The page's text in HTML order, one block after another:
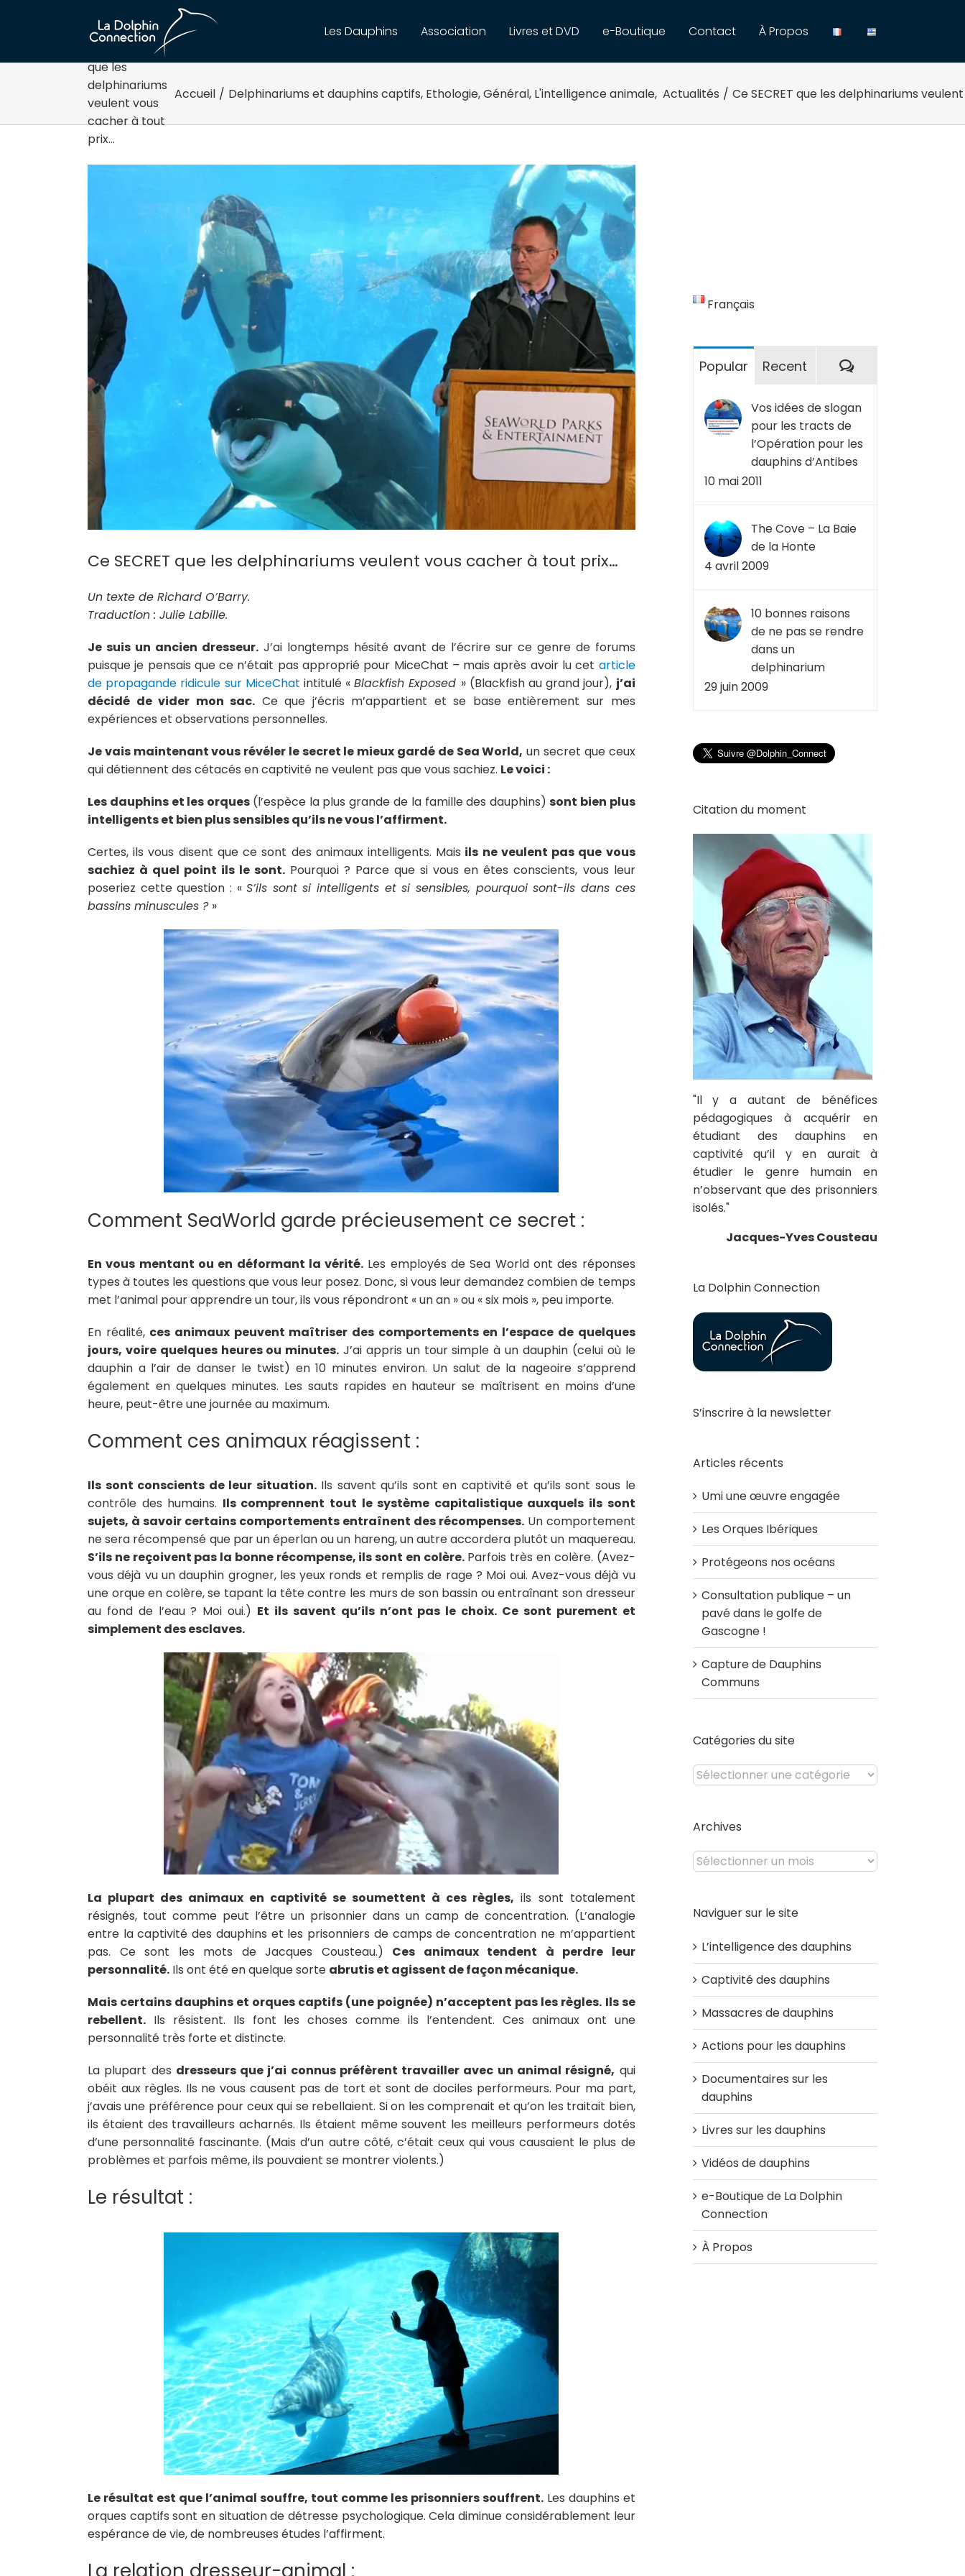
Les Dauphins Association Livres et DVD e-Boutique Contact
À Propos
que les
delphinariums
veulent vous
cacher à tout
prix…
Accueil / Delphinariums et dauphins captifs, Ethologie,Général, L'intelligence animale, Actualités / Ce SECRET que les delphinariums
Ce SECRET que les delphinariums veulent vous cacher à tout prix…
Un texte de Richard O’Barry.
Traduction : Julie Labille.
Je suis un ancien dresseur.J’ai longtemps hésité avant de l’écrire sur ce genre de forums
puisque je pensais que ce n’était pas approprié pour MiceChat – mais après avoir lu cet article
de propagande ridicule sur MiceChat intitulé «Blackfish Exposed » (Blackfish au grand jour), j’ai
décidé de vider mon sac. Ce que j’écris m’appartient et se base entièrement sur mes
expériences et observations personnelles.
Je vais maintenant vous révéler le secret le mieux gardé de Sea World, un secret que ceux
qui détiennent des cétacés en captivité ne veulent pas que vous sachiez. Le voici :
Les dauphins et les orques (l’espèce la plus grande de la famille des dauphins) sont bien plus
intelligents et bien plus sensibles qu’ils ne vous l’affirment.
Certes, ils vous disent que ce sont des animaux intelligents. Mais ils ne veulent pas que vous
sachiez à quel point ils le sont. Pourquoi ? Parce que si vous en êtes conscients, vous leur
poseriez cette question : «S’ils sont si intelligents et si sensibles, pourquoi sont-ils dans ces
bassins minuscules ? »
Comment SeaWorld garde précieusement ce secret :
En vous mentant ou en déformant la vérité. Les employés de Sea World ont des réponses
types à toutes les questions que vous leur posez. Donc, si vous leur demandez combien de temps
met l’animal pour apprendre un tour, ils vous répondront « un an » ou « six mois », peu importe.
En réalité, ces animaux peuvent maîtriser des comportements en l’espace de quelques
jours, voire quelques heures ou minutes. J’ai appris un tour simple à un dauphin (celui où le
dauphin a l’air de danser le twist) en 10 minutes environ. Un salut de la nageoire s’apprend
également en quelques minutes. Les sauts rapides en hauteur se maîtrisent en moins d’une
heure, peut-être une journée au maximum.
Comment ces animaux réagissent :
Ils sont conscients de leur situation.Ils savent qu’ils sont en captivité et qu’ils sont sous le
contrôle des humains. Ils comprennent tout le système capitalistique auxquels ils sont
sujets, à savoir certains comportements entraînent des récompenses.Un comportement
ne sera récompensé que par un éperlan ou un hareng, un autre accordera plutôt un maquereau.
S’ils ne reçoivent pas la bonne récompense, ils sont en colère.Parfois très en colère. (Avez-
vous déjà vu un dauphin grogner, les yeux ronds et remplis de rage ? Moi oui. Avez-vous déjà vu
une orque en colère, se tapant la tête contre les murs de son bassin ou entraînant son dresseur
au fond de l’eau ? Moi oui.) Et ils savent qu’ils n’ont pas le choix. Ce sont purement et
simplement des esclaves.
La plupart des animaux en captivité se soumettent à ces règles, ils sont totalement
résignés, tout comme peut l’être un prisonnier dans un camp de concentration. (L’analogie
entre la captivité des dauphins et les prisonniers de camps de concentration ne m’appartient
pas. Ce sont les mots de Jacques Cousteau.) Ces animaux tendent à perdre leur
personnalité. Ils ont été en quelque sorte abrutis et agissent de façon mécanique.
Mais certains dauphins et orques captifs (une poignée) n’acceptent pas les règles. Ils se
rebellent. Ils résistent. Ils font les choses comme ils l’entendent. Ces animaux ont une
personnalité très forte et distincte.
La plupart des dresseurs que j’ai connus préfèrent travailler avec un animal résigné, qui
obéit aux règles. Ils ne vous causent pas de tort et sont de dociles performeurs. Pour ma part,
j’avais une préférence pour ceux qui se rebellaient. Si on les comprenait et qu’on les traitait bien,
ils étaient des travailleurs acharnés. Ils étaient même souvent les meilleurs performeurs dotés
d’une personnalité fascinante. (Mais d’un autre côté, c’était ceux qui vous causaient le plus de
problèmes et parfois même, ils pouvaient se montrer violents.)
Le résultat :
Le résultat est que l’animal souffre, tout comme les prisonniers souffrent.Les dauphins et
orques captifs sont en situation de détresse psychologique. Cela diminue considérablement leur
espérance de vie, de nombreuses études l’affirment.
La relation dresseur-animal :
Français
Popular Recent Commentaires
Vos idées de slogan
pour les tracts de
l’Opération pour les
dauphins d’Antibes
10 mai 2011
The Cove – La Baie
de la Honte
4 avril 2009
10 bonnes raisons
de ne pas se rendre
dans un
delphinarium
29 juin 2009
Citation du moment
"Il y a autant de bénéfices
pédagogiques à acquérir en
étudiant des dauphins en
captivité qu’il y en aurait à
étudier le genre humain en
n’observant que des prisonniers
isolés."
Jacques-Yves Cousteau
La Dolphin Connection
S’inscrire à la newsletter
Articles récents
Umi une œuvre engagée
Les Orques Ibériques
Protégeons nos océans
Consultation publique – un
pavé dans le golfe de
Gascogne !
Capture de Dauphins
Communs
Catégories du site
Catégories
du
Archives
Archives
Naviguer sur le site
L’intelligence des dauphins
Captivité des dauphins
Massacres de dauphins
Actions pour les dauphins
Documentaires sur les
dauphins
Livres sur les dauphins
Vidéos de dauphins
e-Boutique de La Dolphin
Connection
À Propos